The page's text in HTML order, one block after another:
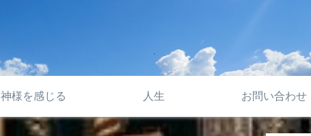
神様を感じる 人生 お問い合わせ